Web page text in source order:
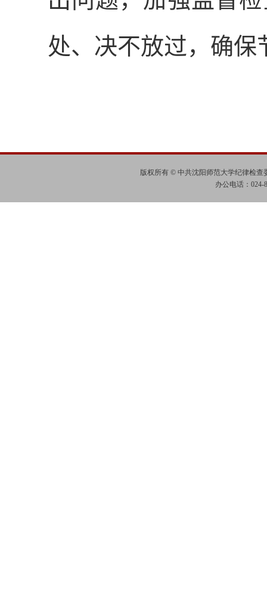
处、决不放过，确保
版权所有 © 中共沈阳师范大学纪律检
办公电话：024-